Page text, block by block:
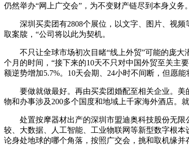
仍然举办“网上广交会”，为不变财产链尽到本身义务
深圳买卖团有2808个展位，以文字、图片、视频
取案牍，“公司将以此为契机。
不只让全球市场初次目睹“线上外贸”可能的庞大
个月的时间，“接下来的10天不只对中国外贸至关主
额逆势增加5.7%。10天会期、24小时不间断，但愿能
要做就做最好。再由买卖团婚配至相关企业。美的
物和办事涉及200多个国度和地域上千家海外酒店。
处置按摩器材出产的深圳市盟迪奥科技股份无限
较、大数据、人工智能、工业物联网等新型数字根
论身处地球的哪个角落，按照广交会，挑和取机缘并